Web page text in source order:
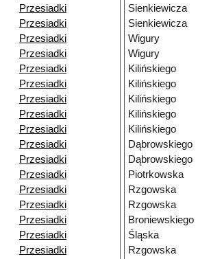
Przesiadki
Przesiadki
Przesiadki
Przesiadki
Przesiadki
Przesiadki
Przesiadki
Przesiadki
Przesiadki
Przesiadki
Przesiadki
Przesiadki
Przesiadki
Przesiadki
Przesiadki
Przesiadki
Przesiadki
Sienkiewicza
Sienkiewicza
Wigury
Wigury
Kilińskiego
Kilińskiego
Kilińskiego
Kilińskiego
Kilińskiego
Dąbrowskiego
Dąbrowskiego
Piotrkowska
Rzgowska
Rzgowska
Broniewskiego
Śląska
Rzgowska